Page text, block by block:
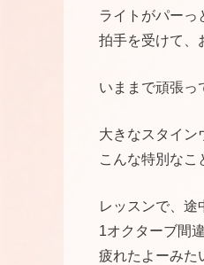
ライトがパーっ
拍手を受けて、
いままで頑張っ
大きなスタイン
こんな特別なこ
レッスンで、途
1オクターブ間
疲れたよーみた